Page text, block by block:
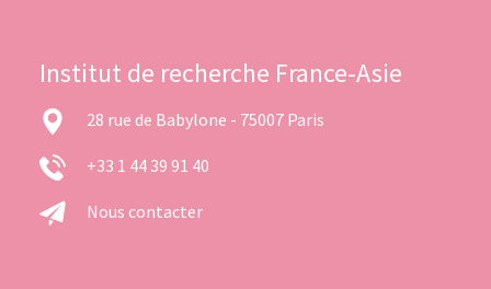
Institut de recherche France-Asie
28 rue de Babylone - 75007 Paris
+33 1 44 39 91 40
Nous contacter